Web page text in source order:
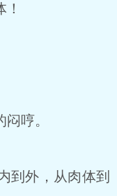
哼。
到外，从肉体到